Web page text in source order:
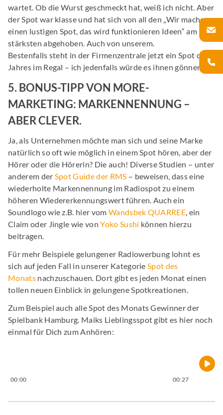
wartet. Ob die Wurst geschmeckt hat, weiß ich nicht. Aber
der Spot war klasse und hat sich von all den „Wir machen
einen lustigen Spot, das wird funktionieren Ideen“ am
stärksten abgehoben. Auch von unserem.
Bestenfalls steht in der Firmenzentrale jetzt ein Spot des
Jahres im Regal – ich jedenfalls würde es ihnen gönnen.
5. BONUS-TIPP VON MORE-
MARKETING: MARKENNENNUNG –
ABER CLEVER.
Ja, als Unternehmen möchte man sich und seine Marke
natürlich so oft wie möglich in einem Spot hören, aber der
Hörer oder die Hörerin? Die auch! Diverse Studien – unter
anderem der Spot Guide der RMS – beweisen, dass eine
wiederholte Markennennung im Radiospot zu einem
höheren Wiedererkennungswert führen. Auch ein
Soundlogo wie z.B. hier vom Wandsbek QUARREE, ein
Claim oder Jingle wie vonYoko Sushi können hierzu
beitragen.
Für mehr Beispiele gelungener Radiowerbung lohnt es
sich auf jeden Fall in unserer KategorieSpot des
Monatsnachzuschauen. Dort gibt es jeden Monat einen
tollen neuen Einblick in gelungene Spotkreationen.
Zum Beispiel auch alle Spot des Monats Gewinner der
Spielbank Hamburg. Maiks Lieblingsspot gibt es hier noch
einmal für Dich zum Anhören:
00:00 00:27